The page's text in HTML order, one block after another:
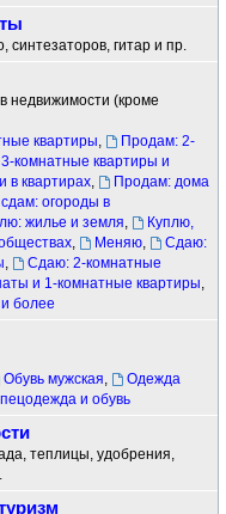
гитар и пр.
недвижимости (кроме
квартиры,
Продам: 2-
комнатные квартиры и
в квартирах,
Продам: дома
огороды в
жилье и земля,
Куплю,
, Меняю,
Сдаю:
,
Сдаю: 2-комнатные
и 1-комнатные квартиры,
более
Обувь мужская,
Одежда
и обувь
теплицы, удобрения,